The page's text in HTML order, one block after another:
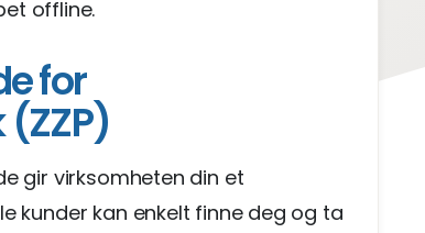
offline.
for
gir virksomheten din et
kunder kan enkelt finne deg og ta